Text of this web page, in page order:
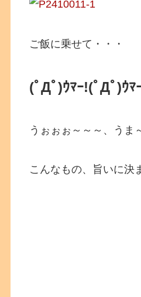
ご飯に乗せて・・・
(ﾟДﾟ)ｳﾏｰ!(ﾟДﾟ)ｳﾏ
うぉぉぉ～～～、うま
こんなもの、旨いに決